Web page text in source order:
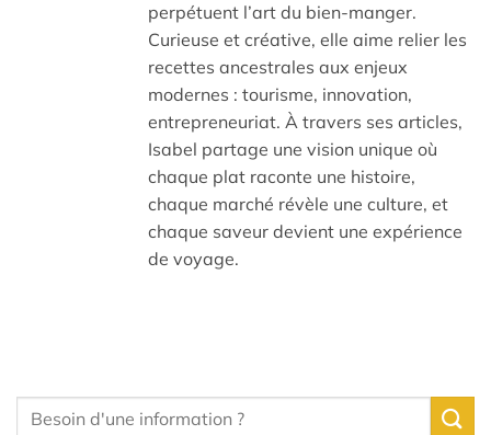
perpétuent l’art du bien-manger.
Curieuse et créative, elle aime relier les
recettes ancestrales aux enjeux
modernes : tourisme, innovation,
entrepreneuriat. À travers ses articles,
Isabel partage une vision unique où
chaque plat raconte une histoire,
chaque marché révèle une culture, et
chaque saveur devient une expérience
de voyage.